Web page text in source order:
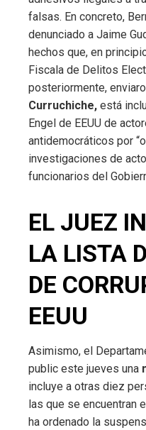
falsas. En concreto,
denunciado a Jaime
hechos que, en
Fiscala de Delitos
posteriormente,
Curruchiche, está
Engel de EEUU de
antidemocráticos por
investigaciones de
funcionarios del
EL JUEZ
LA LISTA
DE
EEUU
Asimismo, el
public este jueves una
incluye a otras diez
las que se encuentran
ha ordenado la